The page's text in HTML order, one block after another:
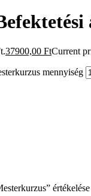
37900,00 FtCurrent
mennyiség